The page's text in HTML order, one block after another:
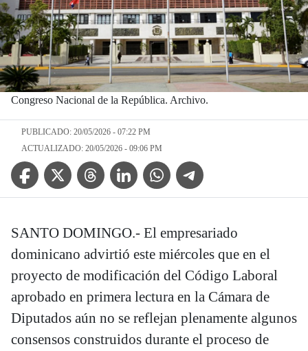
Congreso Nacional de la República. Archivo.
PUBLICADO: 20/05/2026 - 07:22 PM
ACTUALIZADO: 20/05/2026 - 09:06 PM
Facebook IconTwitter IconThreads IconLinkedin IconWhatsApp IconTelegram Icon
SANTO DOMINGO.- El empresariado
dominicano advirtió este miércoles que en el
proyecto de modificación del Código Laboral
aprobado en primera lectura en la Cámara de
Diputados aún no se reflejan plenamente algunos
consensos construidos durante el proceso de